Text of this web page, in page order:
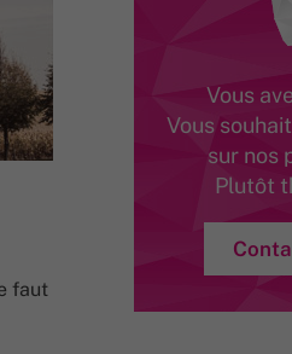
faut
Vous
Vous
sur nos
Plutôt